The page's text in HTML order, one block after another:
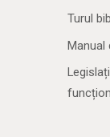
Turul
Manual